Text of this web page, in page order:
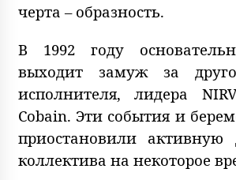
черта – образность.
В 1992 году
выходит замуж за
исполнителя, лидера
Cobain. Эти события и
приостановили активную
коллектива на некоторое